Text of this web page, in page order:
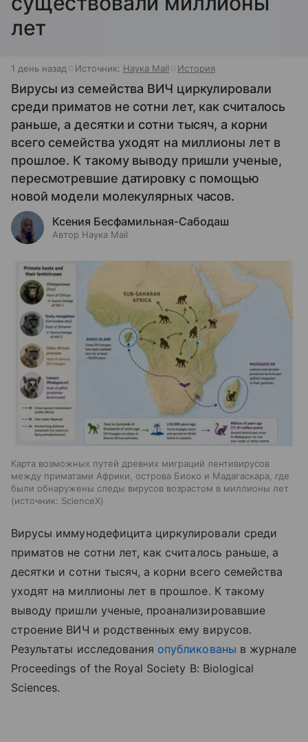
лет
1 день назад Источник: Наука Mail История
Вирусы из семейства ВИЧ циркулировали
среди приматов не сотни лет, как считалось
раньше, а десятки и сотни тысяч, а корни
всего семейства уходят на миллионы лет в
прошлое. К такому выводу пришли ученые,
пересмотревшие датировку с помощью
новой модели молекулярных часов.
Ксения Бесфамильная-Сабодаш
Автор Наука Mail
Карта возможных путей древних миграций лентивирусов
между приматами Африки, острова Биоко и Мадагаскара, где
были обнаружены следы вирусов возрастом в миллионы лет
источник: ScienceX
Вирусы иммунодефицита циркулировали среди
приматов не сотни лет, как считалось раньше, а
десятки и сотни тысяч, а корни всего семейства
уходят на миллионы лет в прошлое. К такому
выводу пришли ученые, проанализировавшие
строение ВИЧ и родственных ему вирусов.
Результаты исследования опубликованы в журнале
Proceedings of the Royal Society B: Biological
Sciences.